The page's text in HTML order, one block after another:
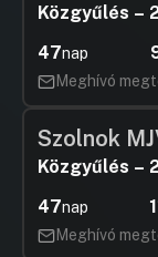
Közgyűlés –
47nap
Meghívó
Szolnok
Közgyűlés –
47nap
Meghívó